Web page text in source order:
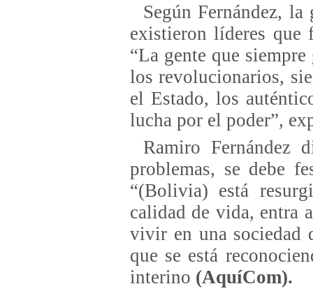
Según Fernández,
existieron líderes que
“La gente que
los revolucionarios,
el Estado, los
lucha por el poder”,
Ramiro Fernández
problemas, se debe
“(Bolivia) está
calidad de vida, entra
vivir en una sociedad
que se está
interino (AquíCom).